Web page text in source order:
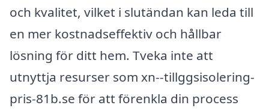
och kvalitet, vilket i slutändan kan leda till
en mer kostnadseffektiv och hållbar
lösning för ditt hem. Tveka inte att
utnyttja resurser som xn--tillggsisolering-
pris-81b.se för att förenkla din process